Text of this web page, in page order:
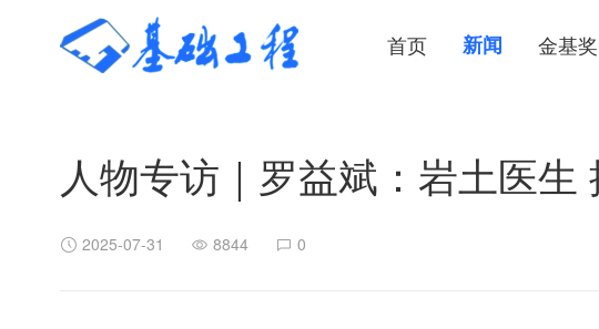
首页 新闻 金基奖
人物专访｜罗益斌：岩土医生
2025-07-31 8844 0